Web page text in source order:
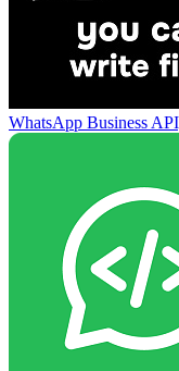
WhatsApp Business